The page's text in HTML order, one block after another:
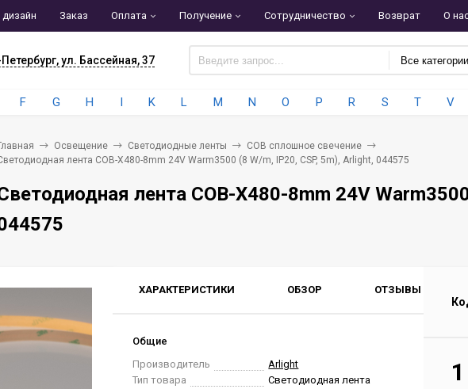
дизайн Заказ Оплата Получение Сотрудничество Возврат О
ул. Бассейная, 37 Все категории
F G H I K L M N O P R S T V
Освещение Светодиодные ленты
COB сплошное свечение
лента COB-X480-8mm 24V Warm3500 (8 W/m, IP20, CSP, 5m), Arlight, 044575
лента COB-X480-8mm 24V
ХАРАКТЕРИСТИКИ ОБЗОР ОТЗЫВЫ
Общие
Производитель
Arlight
Тип товара
Светодиодная лента